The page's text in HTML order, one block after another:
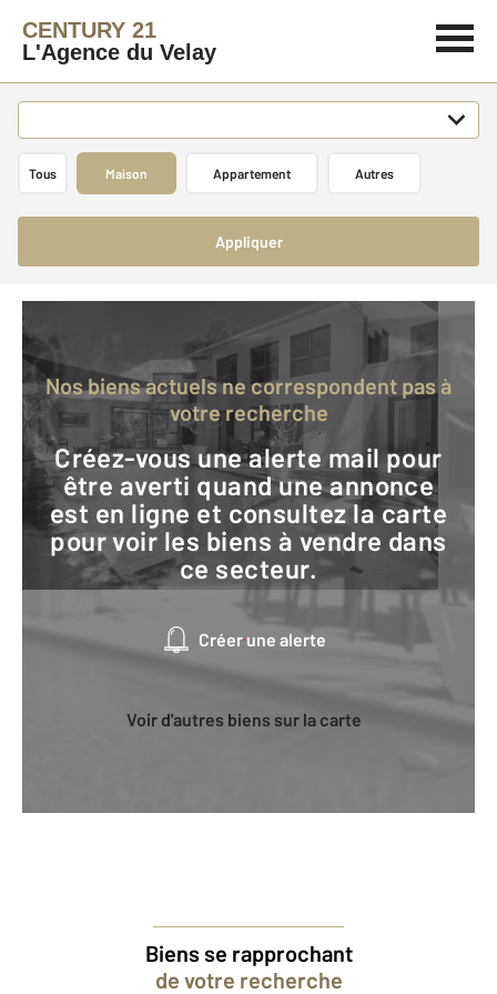
CENTURY 21
L'Agence du Velay
Tous Maison Appartement Autres
Appliquer
Nos biens actuels ne correspondent pas à
votre recherche
Créez-vous une alerte mail pour
être averti quand une annonce
est en ligne et consultez la carte
pour voir les biens à vendre dans
ce secteur.
Créer une alerte
Voir d'autres biens sur la carte
Biens se rapprochant
de votre recherche